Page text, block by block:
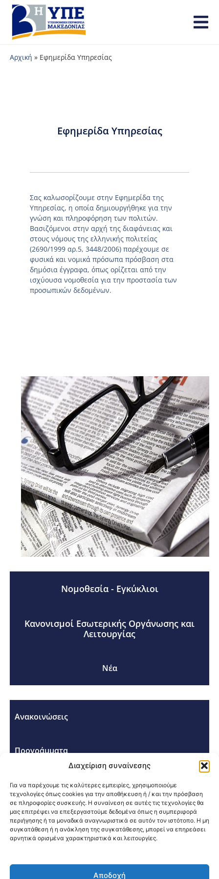
Διαχείριση συναίνεσης
Για να παρέχουμε τις καλύτερες εμπειρίες, χρησιμοποιούμε
τεχνολογίες όπως cookies για την αποθήκευση ή / και την πρόσβαση
σε πληροφορίες συσκευής. Η συναίνεση σε αυτές τις τεχνολογίες θα
μας επιτρέψει να επεξεργαστούμε δεδομένα όπως η συμπεριφορά
περιήγησης ή τα μοναδικά αναγνωριστικά σε αυτόν τον ιστότοπο. Η μη
συγκατάθεση ή η ανάκληση της συγκατάθεσης, μπορεί να επηρεάσει
αρνητικά ορισμένα χαρακτηριστικά και λειτουργίες.
Αποδοχή
Αρχική » Εφημερίδα Υπηρεσίας
Εφημερίδα Υπηρεσίας
Σας καλωσορίζουμε στην Εφημερίδα της
Υπηρεσίας, η οποία δημιουργήθηκε για την
γνώση και πληροφόρηση των πολιτών.
Βασιζόμενοι στην αρχή της διαφάνειας και
στους νόμους της ελληνικής πολιτείας
(2690/1999 αρ.5, 3448/2006) παρέχουμε σε
φυσικά και νομικά πρόσωπα πρόσβαση στα
δημόσια έγγραφα, όπως ορίζεται από την
ισχύουσα νομοθεσία για την προστασία των
προσωπικών δεδομένων.
Νομοθεσία - Εγκύκλιοι
Κανονισμοί Εσωτερικής Οργάνωσης και
Λειτουργίας
Νέα
Ανακοινώσεις
Προγράμματα
Σεμινάρια - Συνέδρια